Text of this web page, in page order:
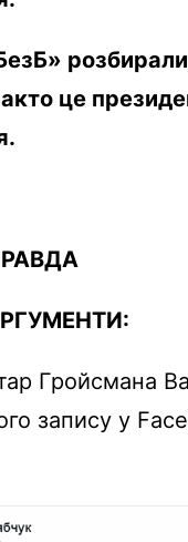
це
Гройсмана
запису у